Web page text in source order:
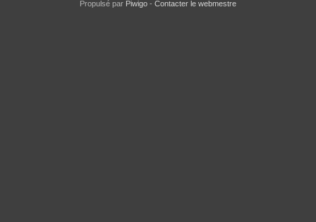
Propulsé par Piwigo - Contacter le webmestre